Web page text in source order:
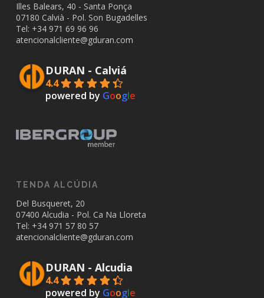
Illes Balears, 40 - Santa Ponça
07180 Calvià - Pol. Son Bugadelles
Tel: +34 971 69 96 96
atencionalcliente@gduran.com
DURAN - Calviá
4.4
powered by Google
TENDA ALCÚDIA
Del Busqueret, 20
07400 Alcudia - Pol. Ca Na Lloreta
Tel: +34 971 57 80 57
atencionalcliente@gduran.com
DURAN - Alcudia
4.4
powered by Google